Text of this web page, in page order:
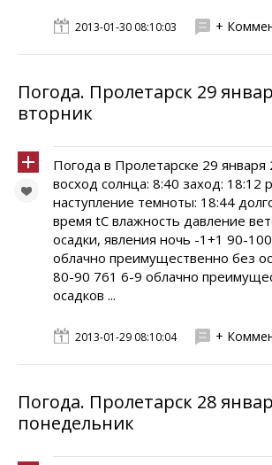
2013-01-30 08:10:03 +
Погода. Пролетарск 29
вторник
Погода в Пролетарске 29 января
восход солнца: 8:40 заход: 18:12
наступление темноты: 18:44
время tC влажность давление
осадки, явления ночь -1+1 90-
облачно преимущественно без
80-90 761 6-9 облачно
осадков ...
2013-01-29 08:10:04 +
Погода. Пролетарск 28
понедельник